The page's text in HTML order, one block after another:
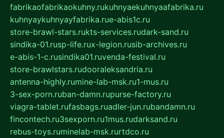
fabrikaofabrikaokuhny.rukuhnyaekuhnyaafabrika.ru
kuhnyaykuhnyayfabrika.rue-abis1c.ru
store-brawl-stars.rukts-services.rudark-sand.ru
sindika-01.rusp-life.rux-legion.rusib-archives.ru
e-abis-1-c.rusindika01.ruvenda-festival.ru
store-brawlstars.rudooraleksandria.ru
antenna-highly.rumine-lab-msk.ru1-mus.ru
3-sex-porn.ruban-damn.rupurse-factory.ru
viagra-tablet.rufasbags.ruadler-jun.rubandamn.ru
fincontech.ru3sexporn.ru1mus.rudarksand.ru
rebus-toys.ruminelab-msk.rurtdco.ru